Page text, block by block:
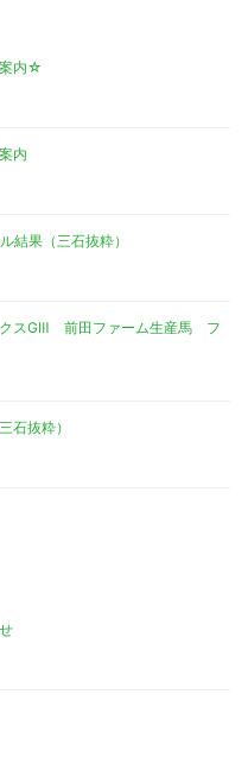
案内☆
内
結果（三石抜粋）
クスGⅢ 前田ファーム生産馬 フ
石抜粋）